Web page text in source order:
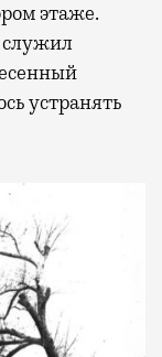
этаже.
устранять